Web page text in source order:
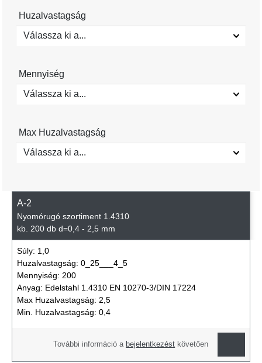
Huzalvastagság
Válassza ki a...
Mennyiség
Válassza ki a...
Max Huzalvastagság
Válassza ki a...
A-2
Nyomórugó szortiment 1.4310
kb. 200 db d=0,4 - 2,5 mm
Súly: 1,0
Huzalvastagság: 0_25___4_5
Mennyiség: 200
Anyag: Edelstahl 1.4310 EN 10270-3/DIN 17224
Max Huzalvastagság: 2,5
Min. Huzalvastagság: 0,4
További információ a bejelentkezést követően